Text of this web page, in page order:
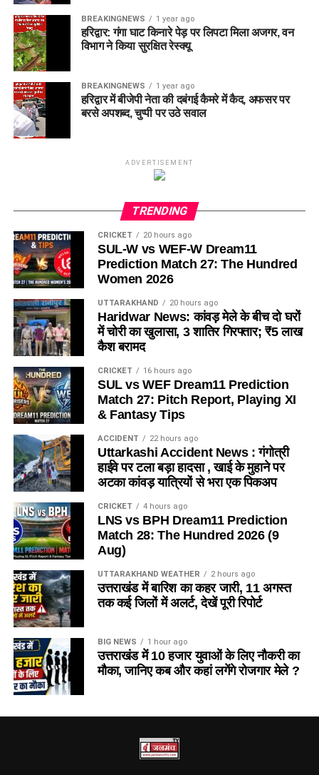
BREAKINGNEWS 1 year ago
हरिद्वार: गंगा घाट किनारे पेड़ पर लिपटा मिला अजगर, वन
विभाग ने किया सुरक्षित रेस्क्यू
BREAKINGNEWS 1 year ago
हरिद्वार में बीजेपी नेता की दबंगई कैमरे में कैद, अफसर पर
बरसे अपशब्द, चुप्पी पर उठे सवाल
ADVERTISEMENT
TRENDING
CRICKET 20 hours ago
SUL-W vs WEF-W Dream11
Prediction Match 27: The Hundred
Women 2026
UTTARAKHAND 20 hours ago
Haridwar News: कांवड़ मेले के बीच दो घरों
में चोरी का खुलासा, 3 शातिर गिरफ्तार; ₹5 लाख
कैश बरामद
CRICKET 16 hours ago
SUL vs WEF Dream11 Prediction
Match 27: Pitch Report, Playing XI
& Fantasy Tips
ACCIDENT 22 hours ago
Uttarkashi Accident News : गंगोत्री
हाईवे पर टला बड़ा हादसा , खाई के मुहाने पर
अटका कांवड़ यात्रियों से भरा एक पिकअप
CRICKET 4 hours ago
LNS vs BPH Dream11 Prediction
Match 28: The Hundred 2026 (9
Aug)
UTTARAKHAND WEATHER 2 hours ago
उत्तराखंड में बारिश का कहर जारी, 11 अगस्त
तक कई जिलों में अलर्ट, देखें पूरी रिपोर्ट
BIG NEWS 1 hour ago
उत्तराखंड में 10 हजार युवाओं के लिए नौकरी का
मौका, जानिए कब और कहां लगेंगे रोजगार मेले ?